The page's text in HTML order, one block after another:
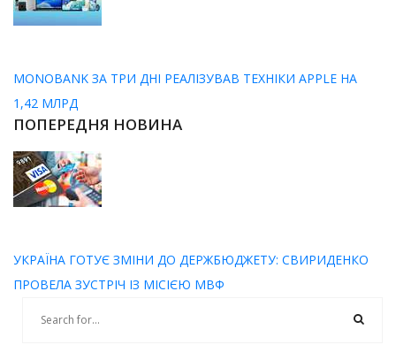
MONOBANK ЗА ТРИ ДНІ РЕАЛІЗУВАВ ТЕХНІКИ APPLE НА
1,42 МЛРД
ПОПЕРЕДНЯ НОВИНА
УКРАЇНА ГОТУЄ ЗМІНИ ДО ДЕРЖБЮДЖЕТУ: СВИРИДЕНКО
ПРОВЕЛА ЗУСТРІЧ ІЗ МІСІЄЮ МВФ